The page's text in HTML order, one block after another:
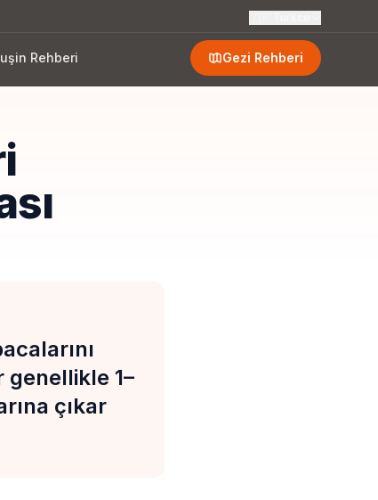
Rehberi Gezi Rehberi
1–
çıkar